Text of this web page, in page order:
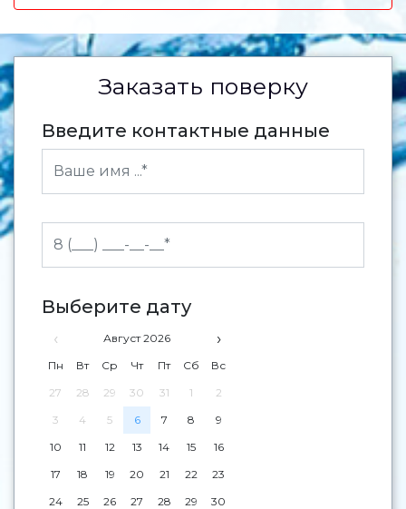
Заказать поверку
Введите контактные данные
Выберите дату
‹ Август 2026 ›
Пн Вт Ср Чт Пт Сб
Вс
27
28 29 30 31 1
2
3
4 5 6 7 8
9
10
11 12 13 14 15
16
17
18 19 20 21 22
23
24
25 26 27 28 29
30